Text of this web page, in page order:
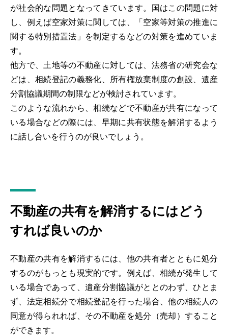
が社会的な問題となってきています。国はこの問題に対
し、例えば空家対策に関しては、「空家等対策の推進に
関する特別措置法」を制定するなどの対策を進めていま
す。
他方で、土地等の不動産に対しては、法務省の研究会な
どは、相続登記の義務化、所有権放棄制度の創設、遺産
分割協議期間の制限などが検討されています。
このような流れから、相続などで不動産が共有になって
いる場合などの際には、早期に共有状態を解消するよう
に話し合いを行うのが良いでしょう。
不動産の共有を解消するにはどう
すれば良いのか
不動産の共有を解消するには、他の共有者とともに処分
するのがもっとも現実的です。例えば、相続が発生して
いる場合であって、遺産分割協議がととのわず、ひとま
ず、法定相続分で相続登記を行った場合、他の相続人の
同意が得られれば、その不動産を処分（売却）すること
ができます。